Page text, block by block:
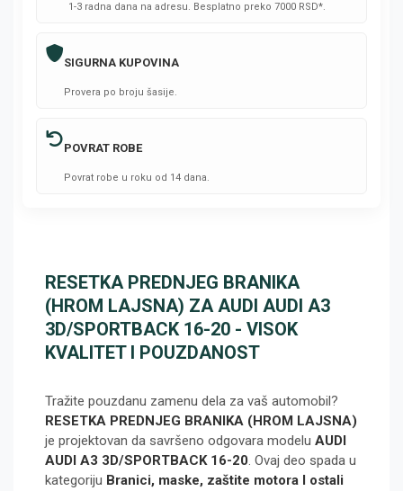
1-3 radna dana na adresu. Besplatno preko 7000 RSD*.
SIGURNA KUPOVINA
Provera po broju šasije.
POVRAT ROBE
Povrat robe u roku od 14 dana.
RESETKA PREDNJEG BRANIKA
(HROM LAJSNA) ZA AUDI AUDI A3
3D/SPORTBACK 16-20 - VISOK
KVALITET I POUZDANOST
Tražite pouzdanu zamenu dela za vaš automobil?
RESETKA PREDNJEG BRANIKA (HROM LAJSNA)
je projektovan da savršeno odgovara modelu AUDI
AUDI A3 3D/SPORTBACK 16-20. Ovaj deo spada u
kategoriju Branici, maske, zaštite motora I ostali